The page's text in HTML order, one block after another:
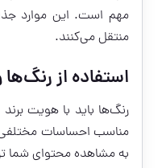
مهم است. این موارد
منتقل می‌کنند.
استفاده از
رنگ‌ها باید با هویت
مناسب احساسات مختلفی
به مشاهده محتوای شما